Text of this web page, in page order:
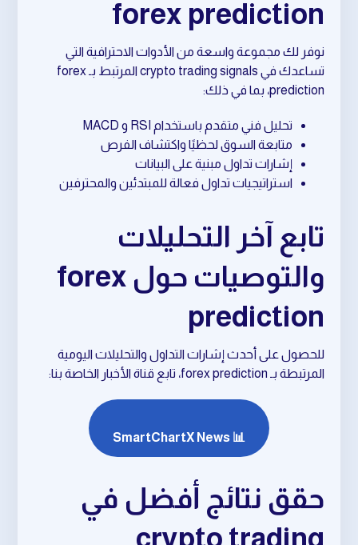
forex prediction
نوفر لك مجموعة واسعة من الأدوات الاحترافية التي
تساعدك في crypto trading signals المرتبط بـ forex
prediction، بما في ذلك:
تحليل فني متقدم باستخدام RSI و MACD
متابعة السوق لحظيًا واكتشاف الفرص
إشارات تداول مبنية على البيانات
استراتيجيات تداول فعالة للمبتدئين والمحترفين
تابع آخر التحليلات
والتوصيات حول forex
prediction
للحصول على أحدث إشارات التداول والتحليلات اليومية
المرتبطة بـ forex prediction، تابع قناة الأخبار الخاصة بنا:
📊 SmartChartX News
حقق نتائج أفضل في
crypto trading